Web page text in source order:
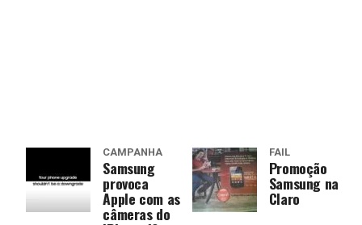
CAMPANHA
Samsung
provoca
Apple com as
câmeras do
FAIL
Promoção
Samsung na
Claro